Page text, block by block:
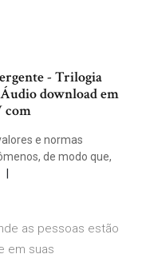
- Trilogia
download em
com
e normas
de modo que,
as pessoas estão
em suas